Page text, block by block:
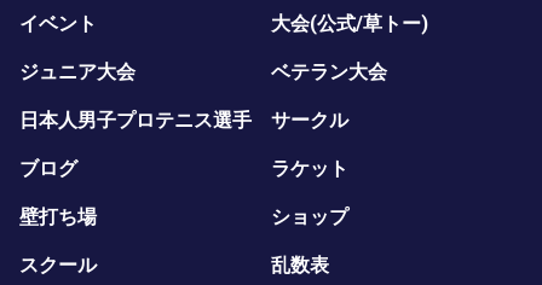
イベント 大会(公式/草トー)
ジュニア大会 ベテラン大会
日本人男子プロテニス選手 サークル
ブログ ラケット
壁打ち場 ショップ
スクール 乱数表